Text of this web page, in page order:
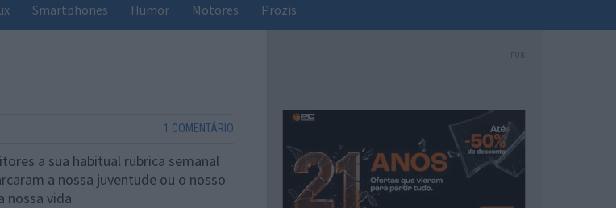
Smartphones Humor Motores Prozis
1 COMENTÁRIO
a sua habitual rubrica semanal
a nossa juventude ou o nosso
nossa vida.
PUB